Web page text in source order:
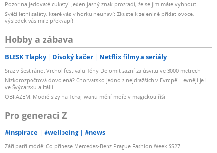
Pozor na jedovaté cukety! Jeden jasný znak prozradí, že se jim máte vyhnout
Svěží letní saláty, které vás v horku neunaví: Zkuste k zelenině přidat ovoce,
výsledek vás mile překvapí!
Hobby a zábava
BLESK Tlapky Divoký kačer Netflix filmy a seriály
Sraz v šest ráno. Vrchol festivalu Tóny Dolomit zazní za úsvitu ve 3000 metrech
Nízkorozpočtová dovolená? Chorvatsko jedno z nejdražších v Evropě! Levněji je i
ve Švýcarsku a Itálii
OBRAZEM: Modré slzy na Tchaj-wanu mění moře v magickou říši
Pro generaci Z
#inspirace #wellbeing #news
Září patří módě: Co přinese Mercedes-Benz Prague Fashion Week SS27